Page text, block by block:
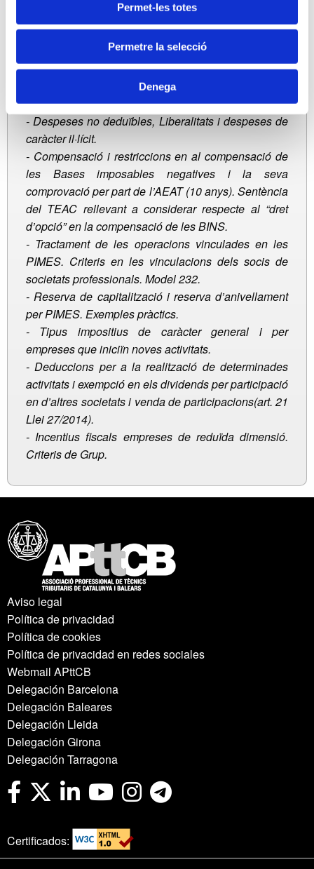
Permet-les totes
Permetre la selecció
Denega
intangibles de vida útil definida o indefinida (canvis
produïts i significatius a partir de 2016). Ajustos
fiscals a tenir en compte.
-Correccions de valor: pèrdua per deteriorament del
valor dels elements patrimonials. Deteriorament dels
saldos deutors.
-Despeses no deduïbles, Liberalitats i despeses de
caràcter il·lícit.
- Compensació i restriccions en al compensació de
les Bases imposables negatives i la seva
comprovació per part de l’AEAT (10 anys). Sentència
del TEAC rellevant a considerar respecte al “dret
d’opció” en la compensació de les BINS.
- Tractament de les operacions vinculades en les
PIMES. Criteris en les vinculacions dels socis de
societats professionals. Model 232.
-Reserva de capitalització i reserva d’anivellament
per PIMES. Exemples pràctics.
- Tipus impositius de caràcter general i per
empreses que iniciïn noves activitats.
-Deduccions per a la realització de determinades
activitats i exempció en els dividends per participació
en d’altres societats i venda de participacions(art. 21
Llei 27/2014).
-Incentius fiscals empreses de reduïda dimensió.
Criteris de Grup.
Aviso legal
Política de privacidad
Política de cookies
Política de privacidad en redes sociales
Webmail APttCB
Delegación Barcelona
Delegación Baleares
Delegación Lleida
Delegación Girona
Delegación Tarragona
Certificados: